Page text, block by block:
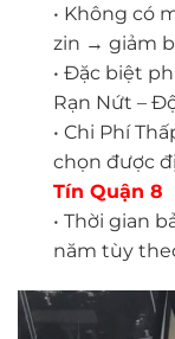
• Không có
zin → giảm
• Đặc biệt
Rạn Nứt –
• Chi Phí
chọn được
Tín Quận 8
• Thời gian
năm tùy